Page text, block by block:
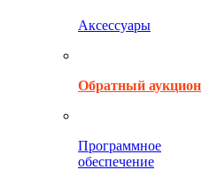
Аксессуары
Обратный аукцион
Программное
обеспечение